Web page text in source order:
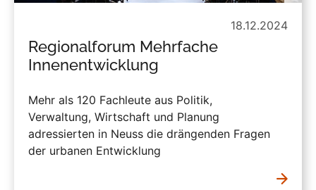
18.12.2024
Regionalforum Mehrfache
Innenentwicklung
Mehr als 120 Fachleute aus Politik,
Verwaltung, Wirtschaft und Planung
adressierten in Neuss die drängenden Fragen
der urbanen Entwicklung